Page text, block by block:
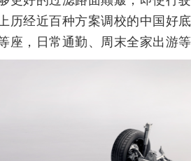
历经近百种方案调校的中国好
座，日常通勤、周末全家出游等